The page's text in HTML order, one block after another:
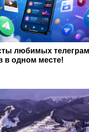
любимых
в одном месте!